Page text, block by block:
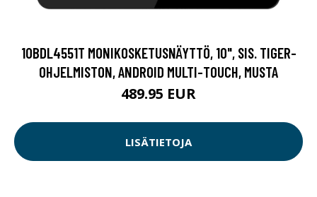
10BDL4551T MONIKOSKETUSNÄYTTÖ, 10", SIS. TIGER-
OHJELMISTON, ANDROID MULTI-TOUCH, MUSTA
489.95 EUR
LISÄTIETOJA